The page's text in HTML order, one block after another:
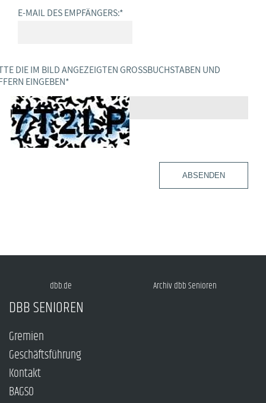
E-MAIL DES EMPFÄNGERS:*
DIE IM BILD ANGEZEIGTEN GROSSBUCHSTABEN UND Z
EINGEBEN *
ABSENDEN
dbb.de Archiv dbb Senioren
DBB SENIOREN
Gremien
Geschäftsführung
Kontakt
BAGSO